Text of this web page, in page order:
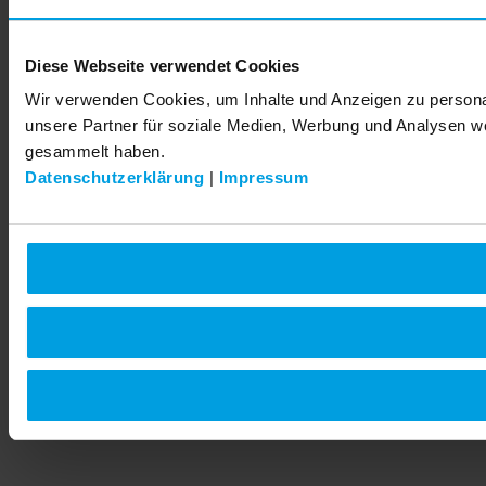
Diese Webseite verwendet Cookies
Wir verwenden Cookies, um Inhalte und Anzeigen zu
unsere Partner für soziale Medien, Werbung und Analysen
gesammelt haben.
Datenschutzerklärung | Impressum